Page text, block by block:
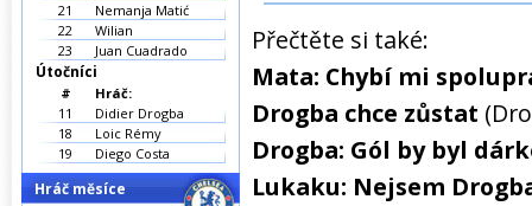
Přečtěte si také:
Mata: Chybí mi
Drogba chce zůstat
Drogba: Gól by byl
Lukaku: Nejsem
21
Nemanja Matić
22
Wilian
23
Juan Cuadrado
Útočníci
#
Hráč:
11
Didier Drogba
18
Loic Rémy
19
Diego Costa
Hráč měsíce